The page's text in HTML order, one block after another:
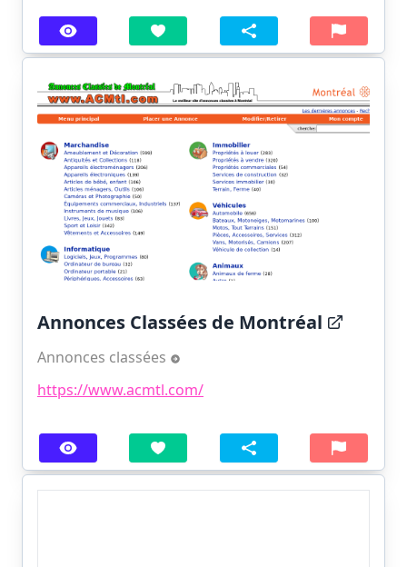
Annonces Classées de Montréal
Annonces classées
https://www.acmtl.com/